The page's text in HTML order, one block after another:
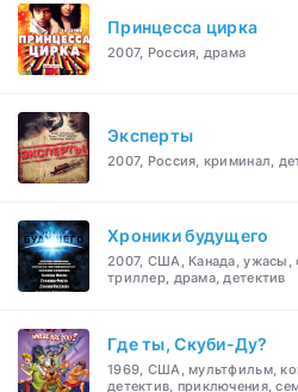
Принцесса цирка
2007, Россия, драма
Эксперты
2007, Россия, криминал,
Хроники будущего
2007, США, Канада, ужасы,
триллер, драма, детектив
Где ты, Скуби-Ду?
1969, США, мультфильм,
детектив, приключения,